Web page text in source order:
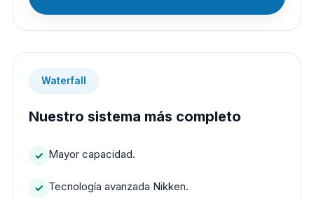
Waterfall
Nuestro sistema más completo
Mayor capacidad.
Tecnología avanzada Nikken.